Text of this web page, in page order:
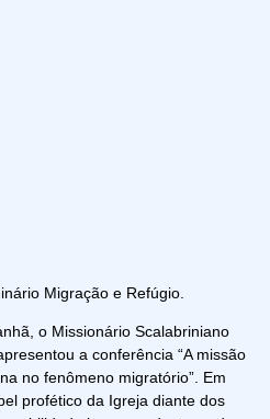
Migração e Refúgio.
o Missionário Scalabriniano
a conferência “A missão
no fenômeno migratório”. Em
profético da Igreja diante dos